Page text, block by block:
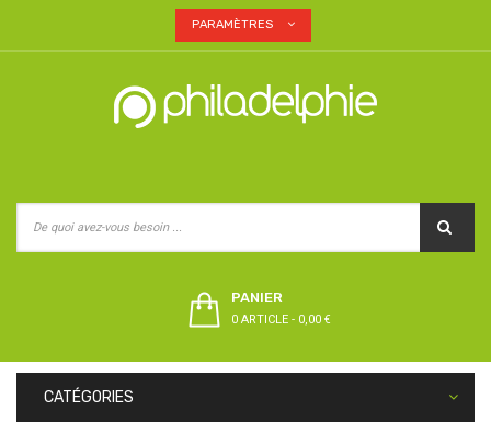
PARAMÈTRES
PANIER
0 ARTICLE - 0,00 €
CATÉGORIES